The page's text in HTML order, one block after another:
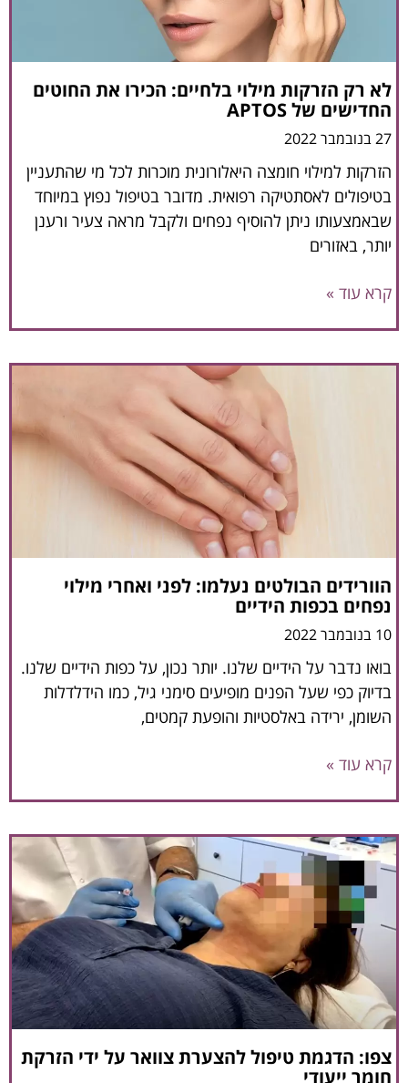
לא רק הזרקות מילוי בלחיים: הכירו את החוטים
החדישים של APTOS
27 בנובמבר 2022
הזרקות למילוי חומצה היאלורונית מוכרות לכל מי שהתעניין
בטיפולים לאסתטיקה רפואית. מדובר בטיפול נפוץ במיוחד
שבאמצעותו ניתן להוסיף נפחים ולקבל מראה צעיר ורענן
יותר, באזורים
קרא עוד »
הוורידים הבולטים נעלמו: לפני ואחרי מילוי
נפחים בכפות הידיים
10 בנובמבר 2022
בואו נדבר על הידיים שלנו. יותר נכון, על כפות הידיים שלנו.
בדיוק כפי שעל הפנים מופיעים סימני גיל, כמו הידלדלות
השומן, ירידה באלסטיות והופעת קמטים,
קרא עוד »
צפו: הדגמת טיפול להצערת צוואר על ידי הזרקת
חומר ייעודי